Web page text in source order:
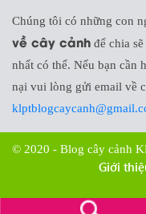
Chúng tôi có những con
về cây cảnh để chia
nhất có thể. Nếu bạn cần
nại vui lòng gửi email về
© 2020 - Blog cây cảnh
Giới